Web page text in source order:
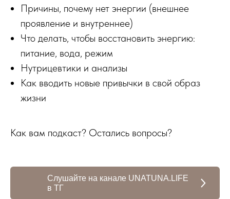
Причины, почему нет энергии (внешнее
проявление и внутреннее)
Что делать, чтобы восстановить энергию:
питание, вода, режим
Нутрицевтики и анализы
Как вводить новые привычки в свой образ
жизни
Как вам подкаст? Остались вопросы?
Слушайте на канале UNATUNA.LIFE
в ТГ